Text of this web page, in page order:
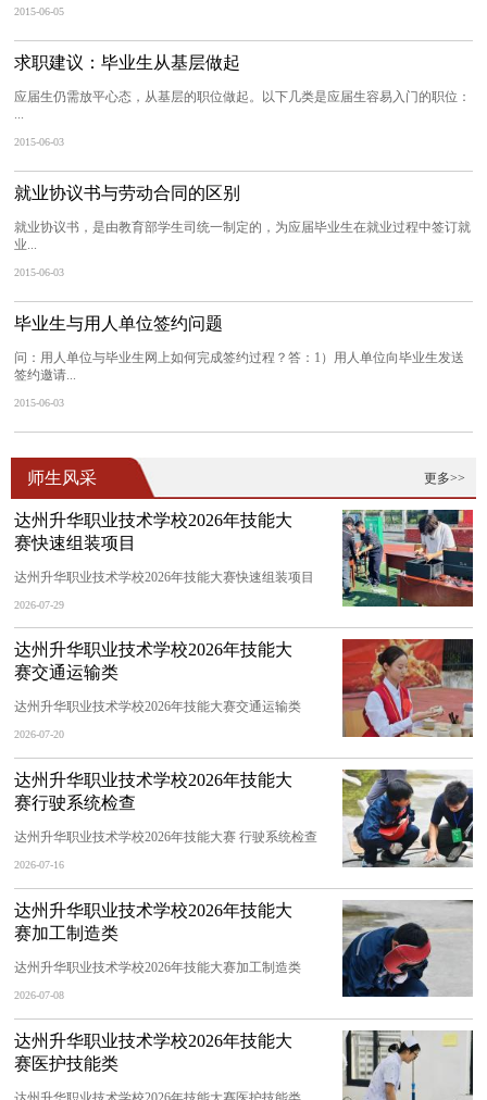
2015-06-05
求职建议：毕业生从基层做起
应届生仍需放平心态，从基层的职位做起。以下几类是应届生容易入门的职位：
...
2015-06-03
就业协议书与劳动合同的区别
就业协议书，是由教育部学生司统一制定的，为应届毕业生在就业过程中签订就
业...
2015-06-03
毕业生与用人单位签约问题
问：用人单位与毕业生网上如何完成签约过程？答：1）用人单位向毕业生发送
签约邀请...
2015-06-03
更多>>
师生风采
达州升华职业技术学校2026年技能大
赛快速组装项目
达州升华职业技术学校2026年技能大赛快速组装项目
2026-07-29
达州升华职业技术学校2026年技能大
赛交通运输类
达州升华职业技术学校2026年技能大赛交通运输类
2026-07-20
达州升华职业技术学校2026年技能大
赛行驶系统检查
达州升华职业技术学校2026年技能大赛 行驶系统检查
2026-07-16
达州升华职业技术学校2026年技能大
赛加工制造类
达州升华职业技术学校2026年技能大赛加工制造类
2026-07-08
达州升华职业技术学校2026年技能大
赛医护技能类